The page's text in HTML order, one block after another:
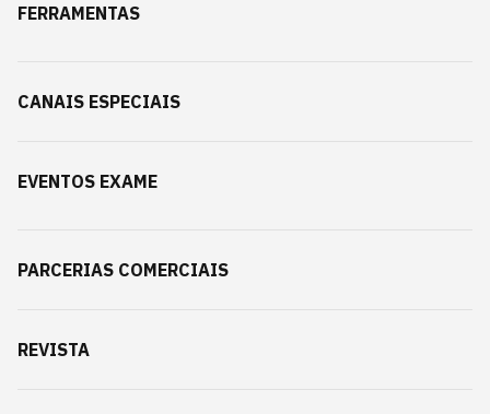
FERRAMENTAS
CANAIS ESPECIAIS
EVENTOS EXAME
PARCERIAS COMERCIAIS
REVISTA